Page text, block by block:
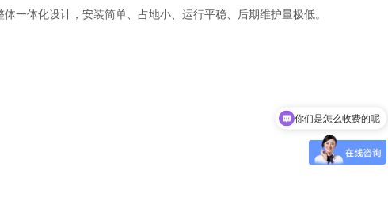
一体化设计，安装简单、占地小、运行平稳、后期维护量极低。
你们是怎么收费的呢